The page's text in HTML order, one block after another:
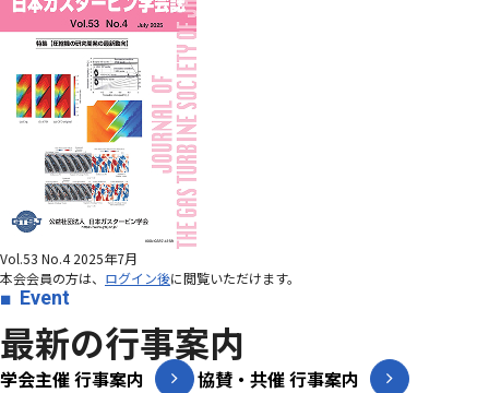
Vol.53 No.4 2025年7月
本会会員の方は、 ログイン後に閲覧いただけます。
Event
最新の行事案内
学会主催 行事案内 協賛・共催 行事案内